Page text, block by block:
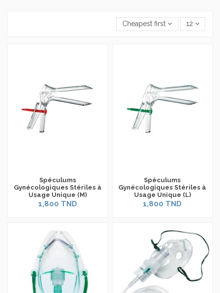
Cheapest first 12
Spéculums
Gynécologiques Stériles à
Usage Unique (M)
1,800 TND
Spéculums
Gynécologiques Stériles à
Usage Unique (L)
1,800 TND